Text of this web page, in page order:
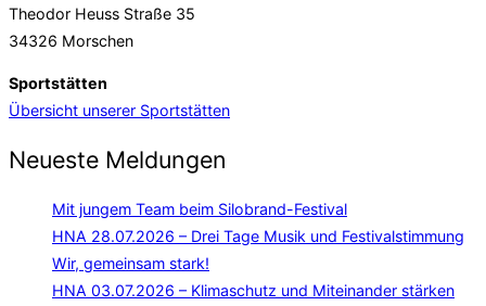
Theodor Heuss Straße 35
34326 Morschen
Sportstätten
Übersicht unserer Sportstätten
Neueste Meldungen
Mit jungem Team beim Silobrand-Festival
HNA 28.07.2026 – Drei Tage Musik und Festivalstimmung
Wir, gemeinsam stark!
HNA 03.07.2026 – Klimaschutz und Miteinander stärken